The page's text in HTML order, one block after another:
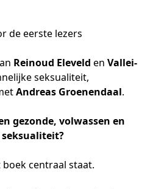
de eerste lezers
Reinoud Eleveld en Vallei-
seksualiteit,
Andreas Groenendaal.
gezonde, volwassen en
centraal staat.